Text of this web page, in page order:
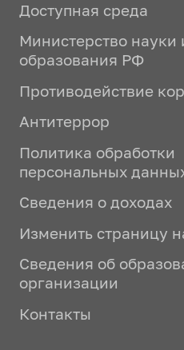
Доступная среда
Министерство науки
образования РФ
Противодействие
Антитеррор
Политика обработки
персональных
Сведения о доходах
Изменить страницу
Сведения об
организации
Контакты